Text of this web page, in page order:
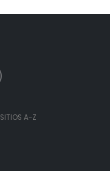
SITIOS A-Z